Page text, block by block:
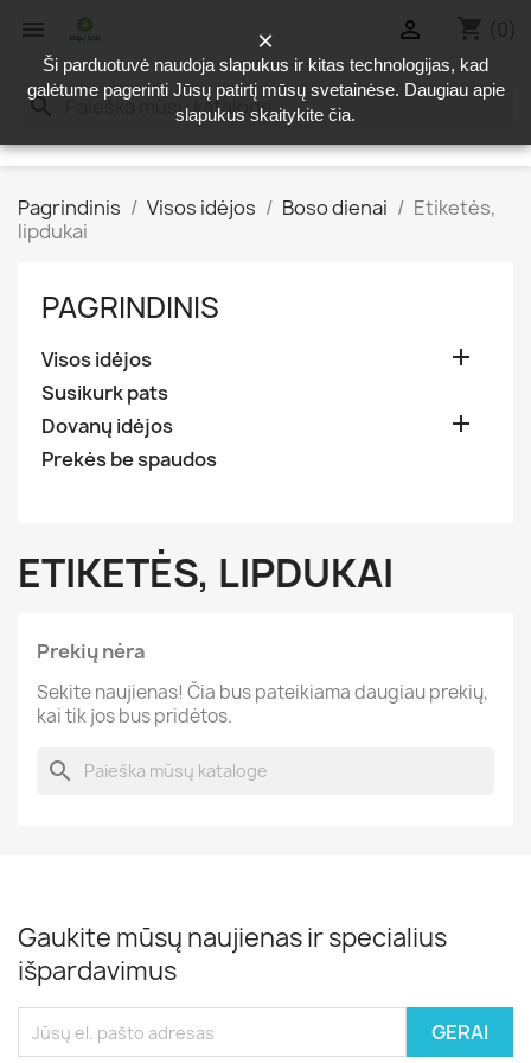
 shopping_cart (0)

search
Pagrindinis Visos idėjos Boso dienai
Etiketės,
lipdukai
PAGRINDINIS
Visos idėjos 
Susikurk pats
Dovanų idėjos

Prekės be spaudos
ETIKETĖS, LIPDUKAI
Prekių nėra
Sekite naujienas! Čia bus pateikiama daugiau prekių,
kai tik jos bus pridėtos.
search
Gaukite mūsų naujienas ir specialius
išpardavimus
Ši parduotuvė naudoja slapukus ir kitas technologijas, kad
galėtume pagerinti Jūsų patirtį mūsų svetainėse. Daugiau apie
slapukus skaitykite čia.
×